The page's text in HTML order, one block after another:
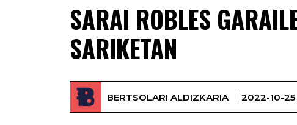
SARAI ROBLES
SARIKETAN
BERTSOLARI ALDIZKARIA 2022-10-25